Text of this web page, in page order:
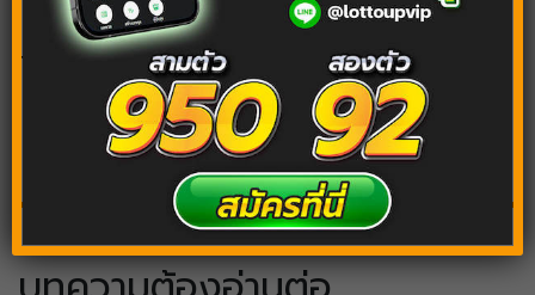
Tags: ฝันว่าฟันหลอ
ฝันว่าฟันหลุด
ฝันว่าฟันหัก
ฝันว่าฟันหัก 2 ซี่